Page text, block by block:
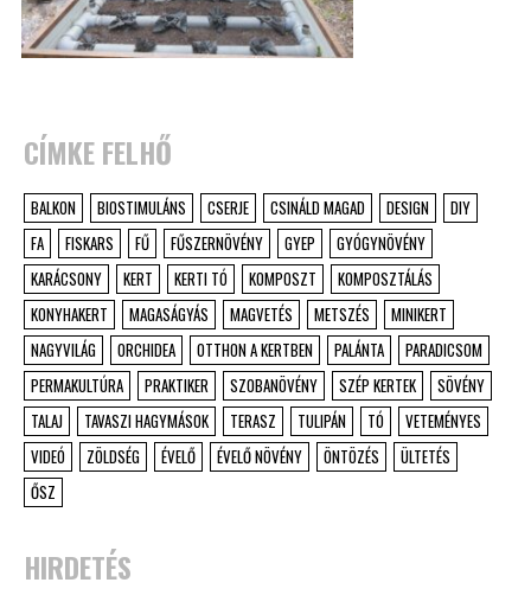
CÍMKE FELHŐ
BALKON BIOSTIMULÁNS CSERJE CSINÁLD MAGAD DESIGN
DIY
FA
FISKARS FŰ FŰSZERNÖVÉNY GYEP
GYÓGYNÖVÉNY
KARÁCSONY
KERT KERTI TÓ KOMPOSZT
KOMPOSZTÁLÁS
KONYHAKERT
MAGASÁGYÁS MAGVETÉS METSZÉS
MINIKERT
NAGYVILÁG
ORCHIDEA OTTHON A KERTBEN PALÁNTA
PARADICSOM
PERMAKULTÚRA
PRAKTIKER SZOBANÖVÉNY SZÉP KERTEK
SÖVÉNY
TALAJ
TAVASZI HAGYMÁSOK TERASZ TULIPÁN TÓ
VETEMÉNYES
VIDEÓ
ZÖLDSÉG ÉVELŐ ÉVELŐ NÖVÉNY ÖNTÖZÉS
ÜLTETÉS
ŐSZ
HIRDETÉS